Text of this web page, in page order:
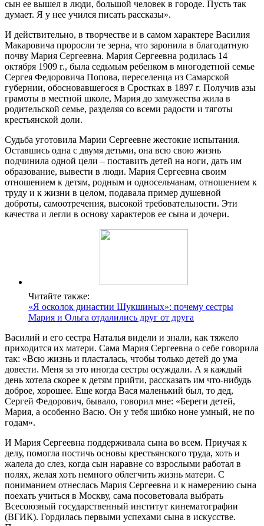
сын ее вышел в люди, большой человек в городе. Пусть так
думает. Я у нее учился писать рассказы».
И действительно, в творчестве и в самом характере Василия
Макаровича проросли те зерна, что заронила в благодатную
почву Мария Сергеевна. Мария Сергеевна родилась 14
октября 1909 г., была седьмым ребенком в многодетной семье
Сергея Федоровича Попова, переселенца из Самарской
губернии, обосновавшегося в Сростках в 1897 г. Получив азы
грамоты в местной школе, Мария до замужества жила в
родительской семье, разделяя со всеми радости и тяготы
крестьянской доли.
Судьба уготовила Марии Сергеевне жестокие испытания.
Оставшись одна с двумя детьми, она всю свою жизнь
подчинила одной цели – поставить детей на ноги, дать им
образование, вывести в люди. Мария Сергеевна своим
отношением к детям, родным и односельчанам, отношением к
труду и к жизни в целом, подавала пример душевной
доброты, самоотречения, высокой требовательности. Эти
качества и легли в основу характеров ее сына и дочери.
Читайте также:
«Я осколок династии Шукшиных»: почему сестры
Мария и Ольга отдалились друг от друга
Василий и его сестра Наталья видели и знали, как тяжело
приходится их матери. Сама Мария Сергеевна о себе говорила
так: «Всю жизнь и пласталась, чтобы только детей до ума
довести. Меня за это иногда сестры осуждали. А я каждый
день хотела скорее к детям прийти, рассказать им что-нибудь
доброе, хорошее. Еще когда Вася маленький был, то дед,
Сергей Федорович, бывало, говорил мне: «Береги детей,
Мария, а особенно Васю. Он у тебя шибко ноне умный, не по
годам».
И Мария Сергеевна поддерживала сына во всем. Приучая к
делу, помогла постичь основы крестьянского труда, хоть и
жалела до слез, когда сын наравне со взрослыми работал в
полях, желая хоть немного облегчить жизнь матери. С
пониманием отнеслась Мария Сергеевна и к намерению сына
поехать учиться в Москву, сама посоветовала выбрать
Всесоюзный государственный институт кинематографии
(ВГИК). Гордилась первыми успехами сына в искусстве.